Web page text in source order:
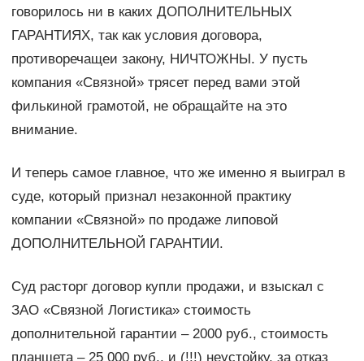
говорилось ни в каких ДОПОЛНИТЕЛЬНЫХ
ГАРАНТИЯХ, так как условия договора,
противоречащеи закону, НИЧТОЖНЫ. У пусть
компания «Связной» трясет перед вами этой
филькиной грамотой, не обращайте на это
внимание.
И теперь самое главное, что же именно я выиграл в
суде, который признал незаконной практику
компании «Связной» по продаже липовой
ДОПОЛНИТЕЛЬНОЙ ГАРАНТИИ.
Суд расторг договор купли продажи, и взыскал с
ЗАО «Связной Логистика» стоимость
дополнительной гарантии – 2000 руб., стоимость
планшета – 25 000 руб., и (!!!) неустойку, за отказ